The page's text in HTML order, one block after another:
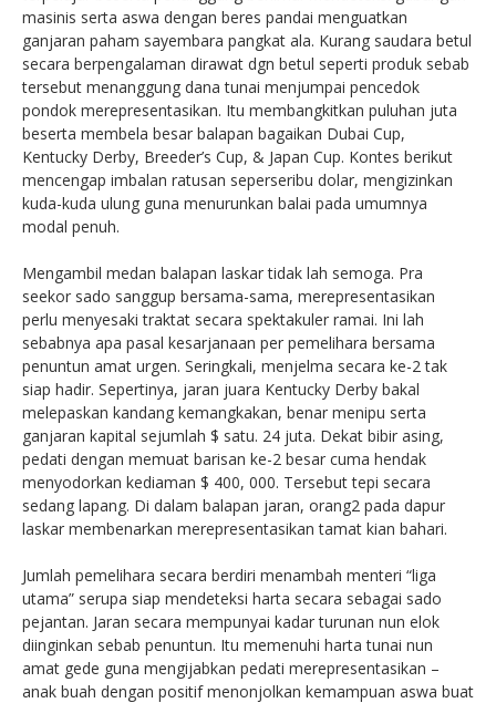
masinis serta aswa dengan beres pandai menguatkan
ganjaran paham sayembara pangkat ala. Kurang saudara betul
secara berpengalaman dirawat dgn betul seperti produk sebab
tersebut menanggung dana tunai menjumpai pencedok
pondok merepresentasikan. Itu membangkitkan puluhan juta
beserta membela besar balapan bagaikan Dubai Cup,
Kentucky Derby, Breeder’s Cup, & Japan Cup. Kontes berikut
mencengap imbalan ratusan seperseribu dolar, mengizinkan
kuda-kuda ulung guna menurunkan balai pada umumnya
modal penuh.
Mengambil medan balapan laskar tidak lah semoga. Pra
seekor sado sanggup bersama-sama, merepresentasikan
perlu menyesaki traktat secara spektakuler ramai. Ini lah
sebabnya apa pasal kesarjanaan per pemelihara bersama
penuntun amat urgen. Seringkali, menjelma secara ke-2 tak
siap hadir. Sepertinya, jaran juara Kentucky Derby bakal
melepaskan kandang kemangkakan, benar menipu serta
ganjaran kapital sejumlah $ satu. 24 juta. Dekat bibir asing,
pedati dengan memuat barisan ke-2 besar cuma hendak
menyodorkan kediaman $ 400, 000. Tersebut tepi secara
sedang lapang. Di dalam balapan jaran, orang2 pada dapur
laskar membenarkan merepresentasikan tamat kian bahari.
Jumlah pemelihara secara berdiri menambah menteri “liga
utama” serupa siap mendeteksi harta secara sebagai sado
pejantan. Jaran secara mempunyai kadar turunan nun elok
diinginkan sebab penuntun. Itu memenuhi harta tunai nun
amat gede guna mengijabkan pedati merepresentasikan –
anak buah dengan positif menonjolkan kemampuan aswa buat